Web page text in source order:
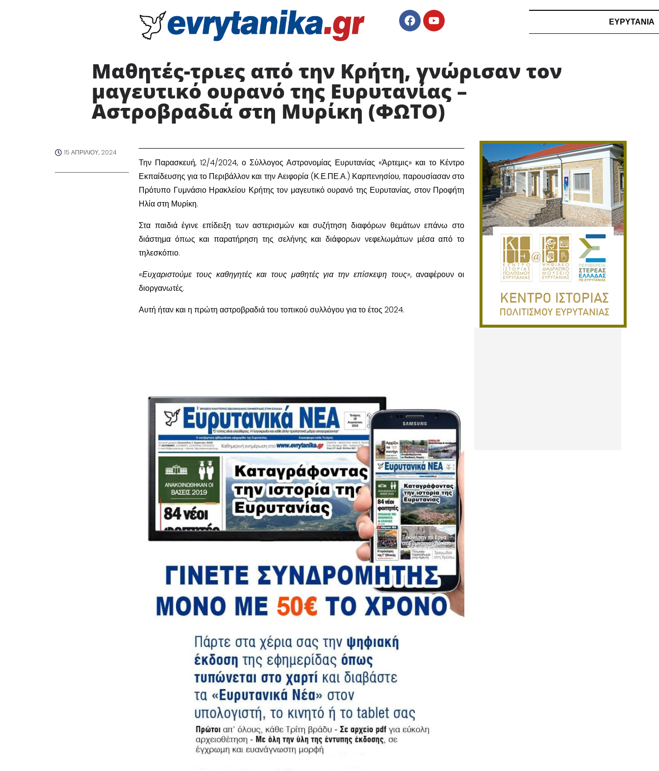
ΕΥΡΥΤΑΝΙΑ
Μαθητές-τριες από την Κρήτη, γνώρισαν τον
μαγευτικό ουρανό της Ευρυτανίας –
Αστροβραδιά στη Μυρίκη (ΦΩΤΟ)
15 ΑΠΡΙΛΊΟΥ, 2024
Την Παρασκευή, 12/4/2024, ο Σύλλογος Αστρονομίας Ευρυτανίας «Άρτεμις» και το Κέντρο
Εκπαίδευσης για το Περιβάλλον και την Αειφορία (Κ.Ε.ΠΕ.Α.) Καρπενησίου, παρουσίασαν στο
Πρότυπο Γυμνάσιο Ηρακλείου Κρήτης τον μαγευτικό ουρανό της Ευρυτανίας, στον Προφήτη
Ηλία στη Μυρίκη.
Στα παιδιά έγινε επίδειξη των αστερισμών και συζήτηση διαφόρων θεμάτων επάνω στο
διάστημα όπως και παρατήρηση της σελήνης και διάφορων νεφελωμάτων μέσα από το
τηλεσκόπιο.
«Ευχαριστούμε τους καθηγητές και τους μαθητές για την επίσκεψη τους», αναφέρουν οι
διοργανωτές.
Αυτή ήταν και η πρώτη αστροβραδιά του τοπικού συλλόγου για το έτος 2024.